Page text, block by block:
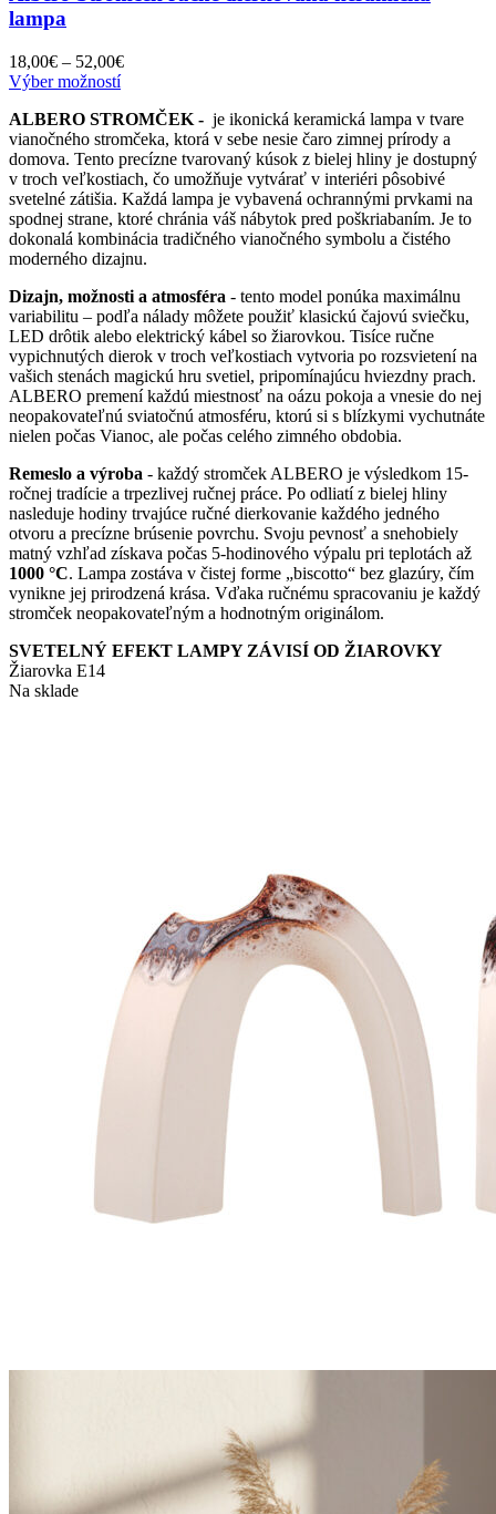
lampa
18,00€ – 52,00€Price
through
52,00€
Výber možnostíTento
má
viacero
variantov.
Možnosti
si
môžete
vybrať
na
produktu.
ALBERO STROMČEK - je ikonická keramická lampa v tvare
vianočného stromčeka, ktorá v sebe nesie čaro zimnej prírody a
domova. Tento precízne tvarovaný kúsok z bielej hliny je dostupný
v troch veľkostiach, čo umožňuje vytvárať v interiéri pôsobivé
svetelné zátišia. Každá lampa je vybavená ochrannými prvkami na
spodnej strane, ktoré chránia váš nábytok pred poškriabaním. Je to
dokonalá kombinácia tradičného vianočného symbolu a čistého
moderného dizajnu.
Dizajn, možnosti a atmosféra - tento model ponúka maximálnu
variabilitu – podľa nálady môžete použiť klasickú čajovú sviečku,
LED drôtik alebo elektrický kábel so žiarovkou. Tisíce ručne
vypichnutých dierok v troch veľkostiach vytvoria po rozsvietení na
vašich stenách magickú hru svetiel, pripomínajúcu hviezdny prach.
ALBERO premení každú miestnosť na oázu pokoja a vnesie do nej
neopakovateľnú sviatočnú atmosféru, ktorú si s blízkymi vychutnáte
nielen počas Vianoc, ale počas celého zimného obdobia.
Remeslo a výroba - každý stromček ALBERO je výsledkom 15-
ročnej tradície a trpezlivej ručnej práce. Po odliatí z bielej hliny
nasleduje hodiny trvajúce ručné dierkovanie každého jedného
otvoru a precízne brúsenie povrchu. Svoju pevnosť a snehobiely
matný vzhľad získava počas 5-hodinového výpalu pri teplotách až
1000 °C. Lampa zostáva v čistej forme „biscotto“ bez glazúry, čím
vynikne jej prirodzená krása. Vďaka ručnému spracovaniu je každý
stromček neopakovateľným a hodnotným originálom.
SVETELNÝ EFEKT LAMPY ZÁVISÍ OD ŽIAROVKY
Žiarovka E14
Na sklade